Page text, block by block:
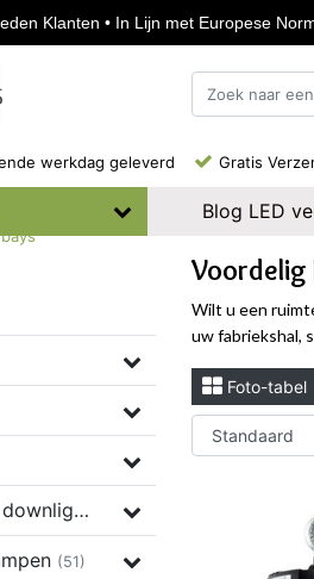
werkdag geleverd Gratis
Blog LED
LED inbouwspots en downlights (37)
(51)
Voordelig
Wilt u een
uw fabriekshal,
Foto-tabel
Klanten • In Lijn met Europese